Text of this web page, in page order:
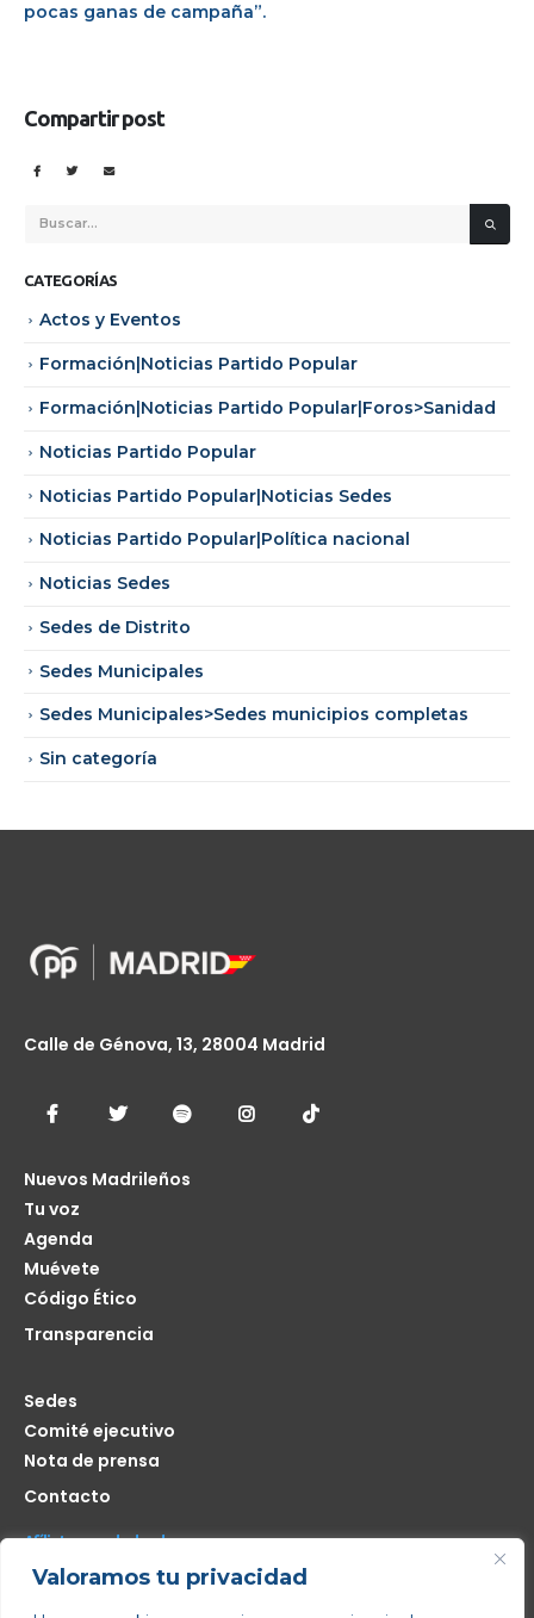
Valoramos tu privacidad
pocas ganas de campaña”.
Compartir post
CATEGORÍAS
Actos y Eventos
Formación|Noticias Partido Popular
Formación|Noticias Partido Popular|Foros>Sanidad
Noticias Partido Popular
Noticias Partido Popular|Noticias Sedes
Noticias Partido Popular|Política nacional
Noticias Sedes
Sedes de Distrito
Sedes Municipales
Sedes Municipales>Sedes municipios completas
Sin categoría
Calle de Génova, 13, 28004 Madrid
Nuevos Madrileños
Tu voz
Agenda
Muévete
Código Ético
Transparencia
Sedes
Comité ejecutivo
Nota de prensa
Contacto
Afíliate seas de donde seas
Me interesa